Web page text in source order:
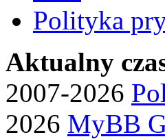
Polityka
Aktualny
2007-2026
2026 MyBB